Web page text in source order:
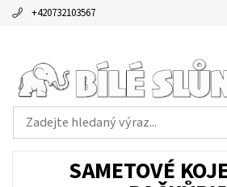
+420732103567
SAMETOVÉ